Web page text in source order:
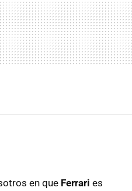
en que Ferrari es